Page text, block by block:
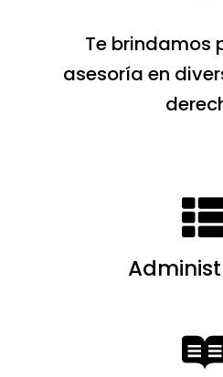
Te brindamos
asesoría en